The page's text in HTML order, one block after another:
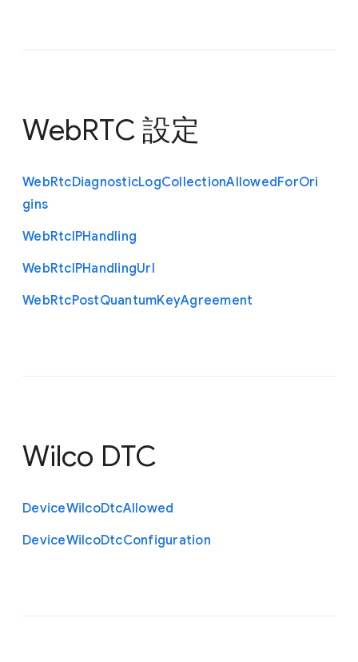
WebRTC 設定
WebRtcDiagnosticLogCollectionAllowedForOri
gins
WebRtcIPHandling
WebRtcIPHandlingUrl
WebRtcPostQuantumKeyAgreement
Wilco DTC
DeviceWilcoDtcAllowed
DeviceWilcoDtcConfiguration